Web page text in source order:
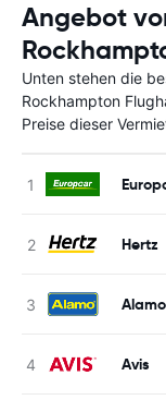
Angebot
Unten stehen die
Rockhampton
Preise dieser
Hertz
Alamo
Avis